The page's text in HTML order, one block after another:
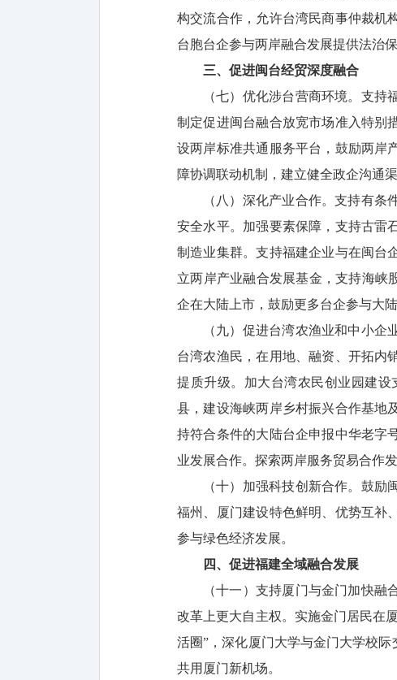
构交流合作，允许台湾民商事仲裁机
台胞台企参与两岸融合发展提供法治
三、促进闽台经贸深度融合
（七）优化涉台营商环境。支
制定促进闽台融合放宽市场准入特别
设两岸标准共通服务平台，鼓励两岸
障协调联动机制，建立健全政企沟通
（八）深化产业合作。支持有
安全水平。加强要素保障，支持古雷
制造业集群。支持福建企业与在闽台
立两岸产业融合发展基金，支持海峡
企在大陆上市，鼓励更多台企参与大
（九）促进台湾农渔业和中小
台湾农渔民，在用地、融资、开拓内
提质升级。加大台湾农民创业园建
县，建设海峡两岸乡村振兴合作基地
持符合条件的大陆台企申报中华老字
业发展合作。探索两岸服务贸易合作发
（十）加强科技创新合作。鼓
福州、厦门建设特色鲜明、优势互补
参与绿色经济发展。
四、促进福建全域融合发展
（十一）支持厦门与金门加快
改革上更大自主权。实施金门居民在
活圈”，深化厦门大学与金门大学校
共用厦门新机场。